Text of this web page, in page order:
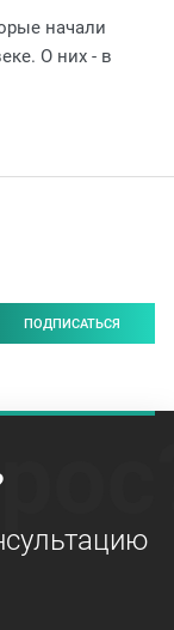
начали
О них - в
ПОДПИСАТЬСЯ